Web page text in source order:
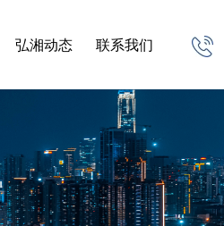
弘湘动态 联系我们